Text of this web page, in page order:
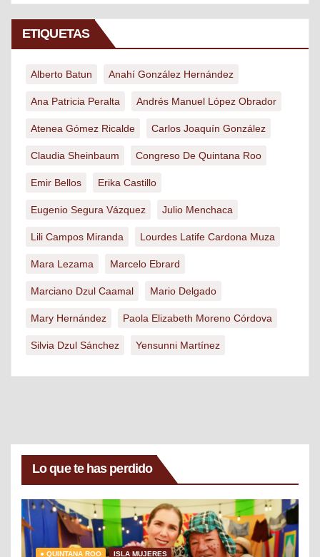
ETIQUETAS
Alberto Batun Anahí González Hernández
Ana Patricia Peralta Andrés Manuel López Obrador
Atenea Gómez Ricalde Carlos Joaquín González
Claudia Sheinbaum Congreso De Quintana Roo
Emir Bellos Erika Castillo
Eugenio Segura Vázquez Julio Menchaca
Lili Campos Miranda Lourdes Latife Cardona Muza
Mara Lezama Marcelo Ebrard
Marciano Dzul Caamal Mario Delgado
Mary Hernández Paola Elizabeth Moreno Córdova
Silvia Dzul Sánchez Yensunni Martínez
Lo que te has perdido
● QUINTANA ROO ISLA MUJERES